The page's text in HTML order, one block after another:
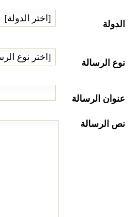
الدولة
نوع الرسالة
عنوان الرسالة
نص الرسالة